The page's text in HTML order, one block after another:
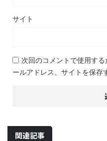
サイト
次回のコメントで使用す
ールアドレス、サイトを保存
関連記事